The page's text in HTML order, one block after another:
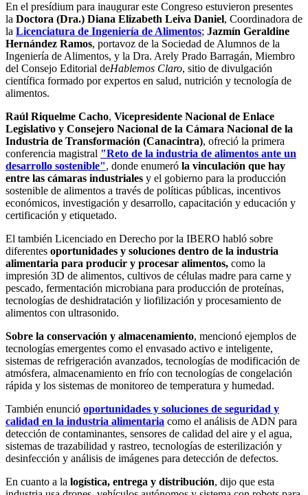
En el presídium para inaugurar este Congreso estuvieron presentes
la Doctora (Dra.) Diana Elizabeth Leiva Daniel, Coordinadora de
la Licenciatura de Ingeniería de Alimentos; Jazmín Geraldine
Hernández Ramos, portavoz de la Sociedad de Alumnos de la
Ingeniería de Alimentos, y la Dra. Arely Prado Barragán, Miembro
del Consejo Editorial deHablemos Claro, sitio de divulgación
científica formado por expertos en salud, nutrición y tecnología de
alimentos.
Raúl Riquelme Cacho, Vicepresidente Nacional de Enlace
Legislativo y Consejero Nacional de la Cámara Nacional de la
Industria de Transformación (Canacintra), ofreció la primera
conferencia magistral "Reto de la industria de alimentos ante un
desarrollo sostenible", donde enumeró la vinculación que hay
entre las cámaras industriales y el gobierno para la producción
sostenible de alimentos a través de políticas públicas, incentivos
económicos, investigación y desarrollo, capacitación y educación y
certificación y etiquetado.
El también Licenciado en Derecho por la IBERO habló sobre
diferentes oportunidades y soluciones dentro de la industria
alimentaria para producir y procesar alimentos, como la
impresión 3D de alimentos, cultivos de células madre para carne y
pescado, fermentación microbiana para producción de proteínas,
tecnologías de deshidratación y liofilización y procesamiento de
alimentos con ultrasonido.
Sobre la conservación y almacenamiento, mencionó ejemplos de
tecnologías emergentes como el envasado activo e inteligente,
sistemas de refrigeración avanzados, tecnologías de modificación de
atmósfera, almacenamiento en frío con tecnologías de congelación
rápida y los sistemas de monitoreo de temperatura y humedad.
También enunció oportunidades y soluciones de seguridad y
calidad en la industria alimentaria como el análisis de ADN para
detección de contaminantes, sensores de calidad del aire y el agua,
sistemas de trazabilidad y rastreo, tecnologías de esterilización y
desinfección y análisis de imágenes para detección de defectos.
En cuanto a la logística, entrega y distribución, dijo que esta